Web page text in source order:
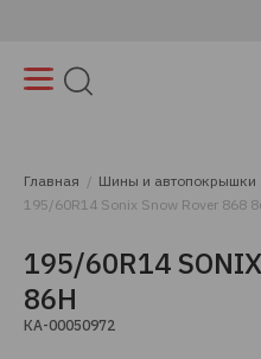
Главная
Шины и автопокрышки
195/60R14 Sonix Snow Rover 868
195/60R14
86H
КА-00050972